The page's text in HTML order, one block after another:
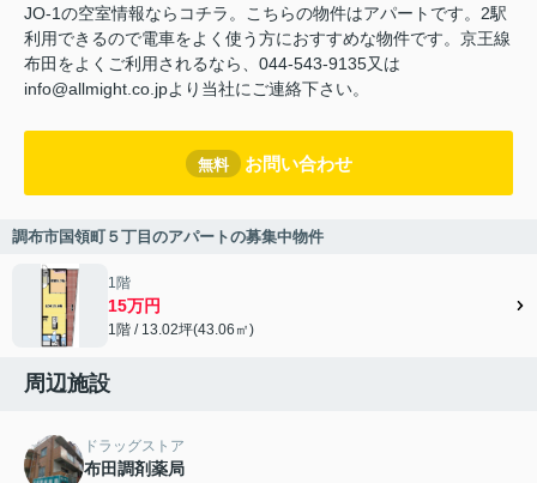
JO-1の空室情報ならコチラ。こちらの物件はアパートです。2駅
利用できるので電車をよく使う方におすすめな物件です。京王線
布田をよくご利用されるなら、044-543-9135又は
info@allmight.co.jpより当社にご連絡下さい。
無料 お問い合わせ
調布市国領町５丁目のアパートの募集中物件
1階
15万円
1階 / 13.02坪(43.06㎡)
周辺施設
ドラッグストア
布田調剤薬局